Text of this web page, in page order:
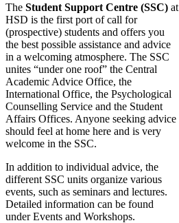
​​The Student Support Centre (SSC) at
HSD is the first port of call for
(prospective) students and offers you
the best possible assistance and advice
in a welcoming atmosphere. The SSC
unites “under one roof” the Central
Academic Advice Office, the
International Office​, the Psychological
Counselling Service and the Student
Affairs Offices. Anyone seeking advice
should feel at home here and is very
welcome in the SSC.
In addition to individual advice, the
different SSC units organize various
events, such as seminars and lectures.
Detailed information can be found
under Events and Workshops​.